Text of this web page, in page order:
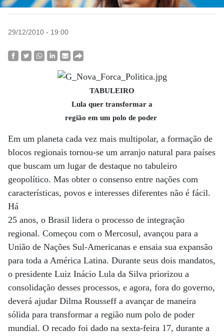
29/12/2010 - 19:00
TABULEIRO
Lula quer transformar a
região em um polo de poder
Em um planeta cada vez mais multipolar, a formação de
blocos regionais tornou-se um arranjo natural para países
que buscam um lugar de destaque no tabuleiro
geopolítico. Mas obter o consenso entre nações com
características, povos e interesses diferentes não é fácil.
Há
25 anos, o Brasil lidera o processo de integração
regional. Começou com o Mercosul, avançou para a
União de Nações Sul-Americanas e ensaia sua expansão
para toda a América Latina. Durante seus dois mandatos,
o presidente Luiz Inácio Lula da Silva priorizou a
consolidação desses processos, e agora, fora do governo,
deverá ajudar Dilma Rousseff a avançar de maneira
sólida para transformar a região num polo de poder
mundial. O recado foi dado na sexta-feira 17, durante a